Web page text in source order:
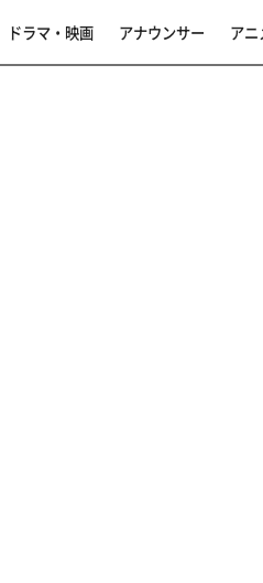
ドラマ・映画 アナウンサー アニ